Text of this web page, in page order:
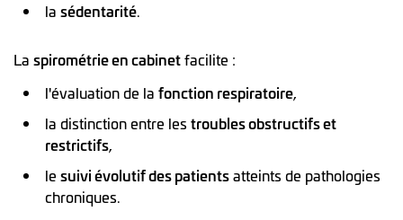
la sédentarité.
La spirométrie en cabinetfacilite :
l'évaluation de la fonction respiratoire,
la distinction entre les troubles obstructifs et
restrictifs,
le suivi évolutif des patientsatteints de pathologies
chroniques.